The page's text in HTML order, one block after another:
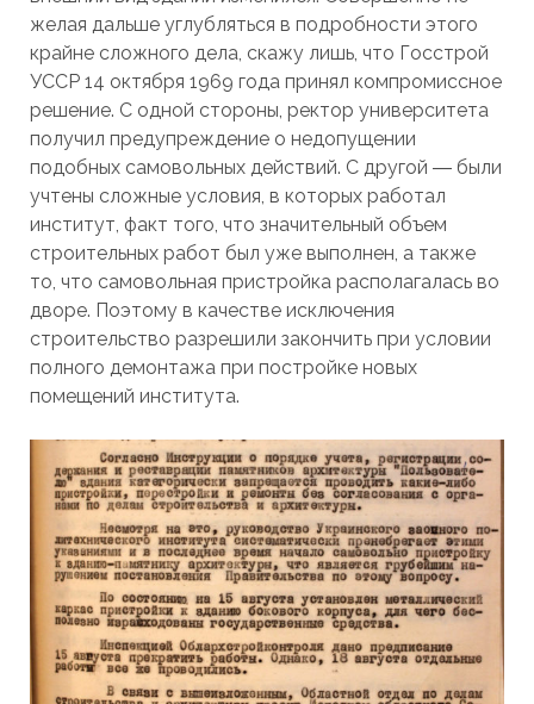
желая дальше углубляться в подробности этого
крайне сложного дела, скажу лишь, что Госстрой
УССР 14 октября 1969 года принял компромиссное
решение. С одной стороны, ректор университета
получил предупреждение о недопущении
подобных самовольных действий. С другой ― были
учтены сложные условия, в которых работал
институт, факт того, что значительный объем
строительных работ был уже выполнен, а также
то, что самовольная пристройка располагалась во
дворе. Поэтому в качестве исключения
строительство разрешили закончить при условии
полного демонтажа при постройке новых
помещений института.